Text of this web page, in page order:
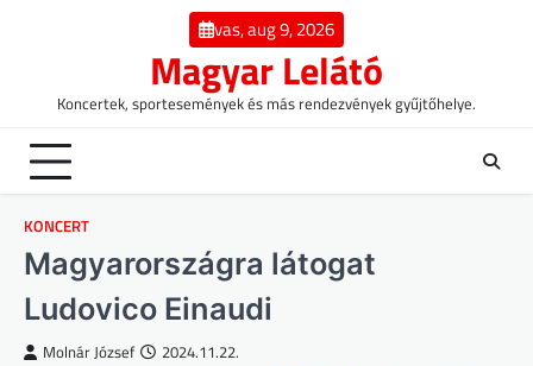
vas, aug 9, 2026
Magyar Lelátó
Koncertek, sportesemények és más rendezvények gyűjtőhelye.
KONCERT
Magyarországra látogat
Ludovico Einaudi
Molnár József 2024.11.22.